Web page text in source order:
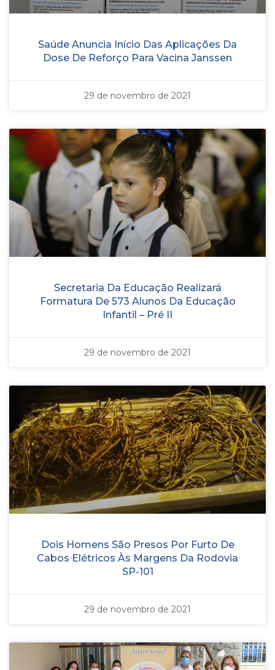
Saúde Anuncia Início Das Aplicações Da
Dose De Reforço Para Vacina Janssen
29 de novembro de 2021
Secretaria Da Educação Realizará
Formatura De 573 Alunos Da Educação
Infantil – Pré II
29 de novembro de 2021
Dois Homens São Presos Por Furto De
Cabos Elétricos Às Margens Da Rodovia
SP-101
29 de novembro de 2021